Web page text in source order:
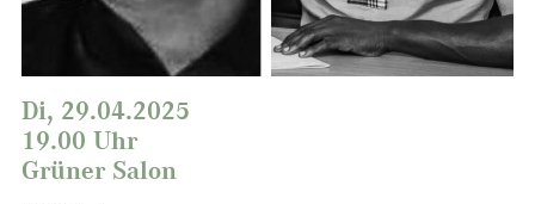
Di, 29.04.2025
19.00 Uhr
Grüner Salon